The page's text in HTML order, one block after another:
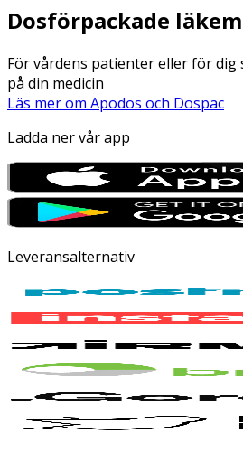
Dosförpackade
För vårdens patienter eller för dig
på din medicin
Läs mer om Apodos och Dospac
Ladda ner vår app
Leveransalternativ